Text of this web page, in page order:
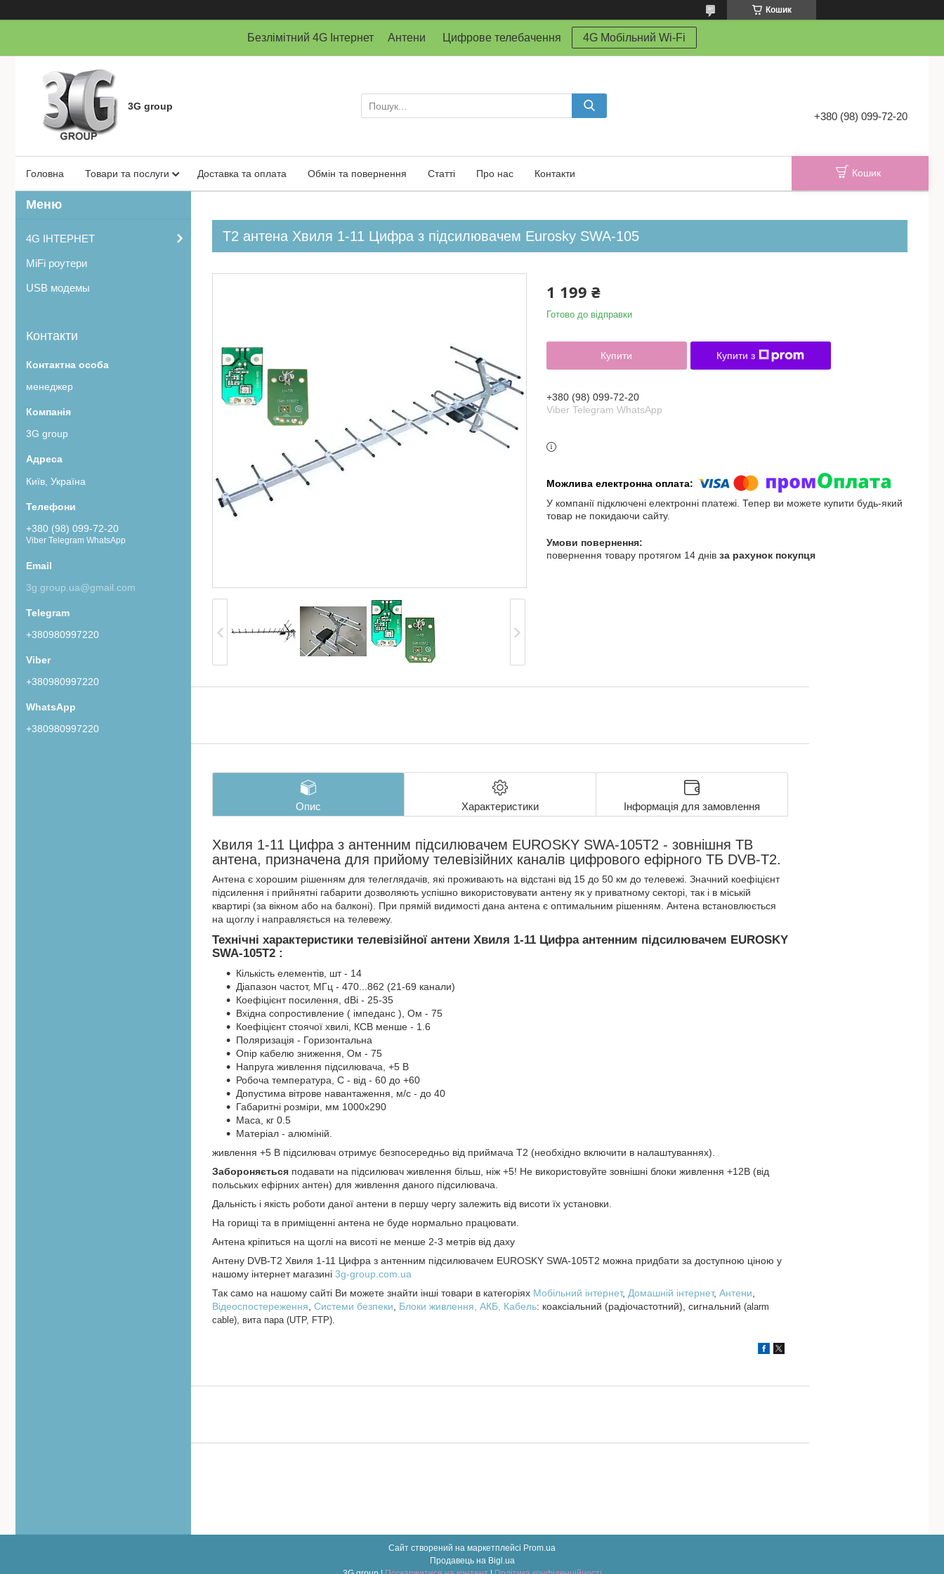
Кошик
Безлімітний 4G Інтернет Антени Цифрове телебачення 4G Мобільний Wi-Fi
3G group
+380 (98) 099-72-20
Головна Товари та послуги Доставка та оплата Обмін та повернення Статті Про нас Контакти Кошик
Т2 антена Хвиля 1-11 Цифра з підсилювачем Eurosky SWA-105
1 199 ₴
Готово до відправки
Купити Купити з
+380 (98) 099-72-20
Viber Telegram WhatsApp
У компанії підключені електронні платежі. Тепер ви можете купити будь-який
товар не покидаючи сайту.
повернення товару протягом 14 днів за рахунок покупця
Опис Характеристики Інформація для замовлення
Хвиля 1-11 Цифра з антенним підсилювачем EUROSKY SWA-105T2 - зовнішня ТВ
антена, призначена для прийому телевізійних каналів цифрового ефірного ТБ DVB-T2.
Антена є хорошим рішенням для телеглядачів, які проживають на відстані від 15 до 50 км до телевежі. Значний коефіцієнт
підсилення і прийнятні габарити дозволяють успішно використовувати антену як у приватному секторі, так і в міській
квартирі (за вікном або на балконі). При прямій видимості дана антена є оптимальним рішенням. Антена встановлюється
на щоглу і направляється на телевежу.
Технічні характеристики телевізійної антени Хвиля 1-11 Цифра антенним підсилювачем EUROSKY
SWA-105T2 :
Кількість елементів, шт - 14
Діапазон частот, МГц - 470...862 (21-69 канали)
Коефіцієнт посилення, dBi - 25-35
Вхідна сопростивление ( імпеданс ), Ом - 75
Коефіцієнт стоячої хвилі, КСВ менше - 1.6
Поляризація - Горизонтальна
Опір кабелю зниження, Ом - 75
Напруга живлення підсилювача, +5 В
Робоча температура, С - від - 60 до +60
Допустима вітрове навантаження, м/с - до 40
Габаритні розміри, мм 1000х290
Маса, кг 0.5
Матеріал - алюміній.
живлення +5 В підсилювач отримує безпосередньо від приймача Т2 (необхідно включити в налаштуваннях).
Забороняється подавати на підсилювач живлення більш, ніж +5! Не використовуйте зовнішні блоки живлення +12В (від
польських ефірних антен) для живлення даного підсилювача.
Дальність і якість роботи даної антени в першу чергу залежить від висоти їх установки.
На горищі та в приміщенні антена не буде нормально працювати.
Антена кріпиться на щоглі на висоті не менше 2-3 метрів від даху
Антену DVB-T2 Хвиля 1-11 Цифра з антенним підсилювачем EUROSKY SWA-105T2 можна придбати за доступною ціною у
нашому інтернет магазині 3g-group.com.ua
Так само на нашому сайті Ви можете знайти інші товари в категоріях Мобільний інтернет, Домашній інтернет, Антени,
Відеоспостереження, Системи безпеки, Блоки живлення, АКБ, Кабель: коаксіальний (радіочастотний), сигнальний (alarm
cable), вита пара (UTP, FTP).
4G ІНТЕРНЕТ
MiFi роутери
USB модемы
Контакти
менеджер
3G group
Київ, Україна
+380 (98) 099-72-20
Viber Telegram WhatsApp
3g.group.ua@gmail.com
+380980997220
+380980997220
+380980997220
Сайт створений на маркетплейсі Prom.ua
Продавець на Bigl.ua